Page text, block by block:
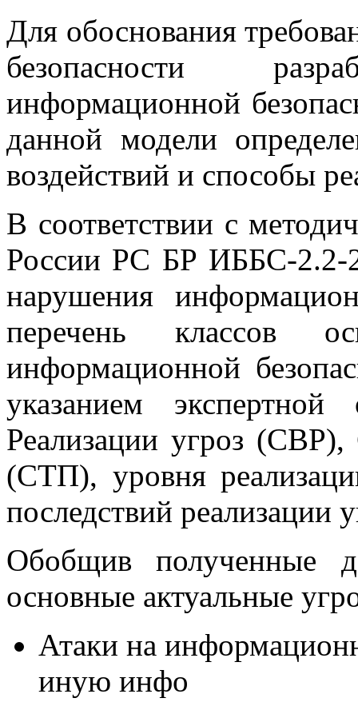
Для обоснования
безопасности
информационной
данной модели
воздействий и способы
В соответствии с
России РС БР ИББС-2.2-
нарушения
перечень классов
информационной
указанием
Реализации угроз
(СТП), уровня
последствий реализации
Обобщив полученные
основные актуальные
Атаки на
иную инфо